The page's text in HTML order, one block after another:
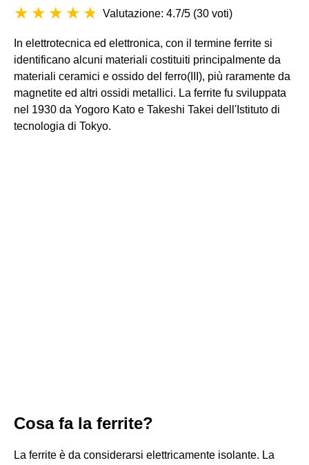
Valutazione: 4.7/5 (30 voti)
In elettrotecnica ed elettronica, con il termine ferrite si
identificano alcuni materiali costituiti principalmente da
materiali ceramici e ossido del ferro(III), più raramente da
magnetite ed altri ossidi metallici. La ferrite fu sviluppata
nel 1930 da Yogoro Kato e Takeshi Takei dell'Istituto di
tecnologia di Tokyo.
Cosa fa la ferrite?
La ferrite è da considerarsi elettricamente isolante. La